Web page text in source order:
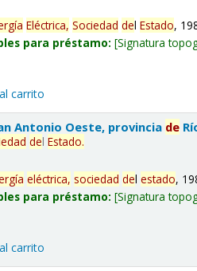
Eléctrica, Sociedad delEstado,
para préstamo: Signatura
carrito
Antonio Oeste, provincia de
delEstado.
eléctrica, sociedad delestado,
para préstamo: Signatura
carrito